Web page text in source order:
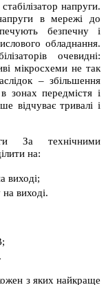
напруги.
в мережі до
безпечну і
обладнання.
очевидні:
мікросхеми не так
– збільшення
зонах передмістя і
відчуває тривалі і
За технічними
на:
виході;
виході.
з яких найкраще